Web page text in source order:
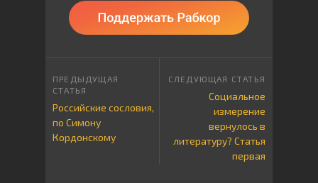
Российские сословия,
по Симону
Кордонскому
Социальное
измерение
вернулось в
литературу? Статья
первая